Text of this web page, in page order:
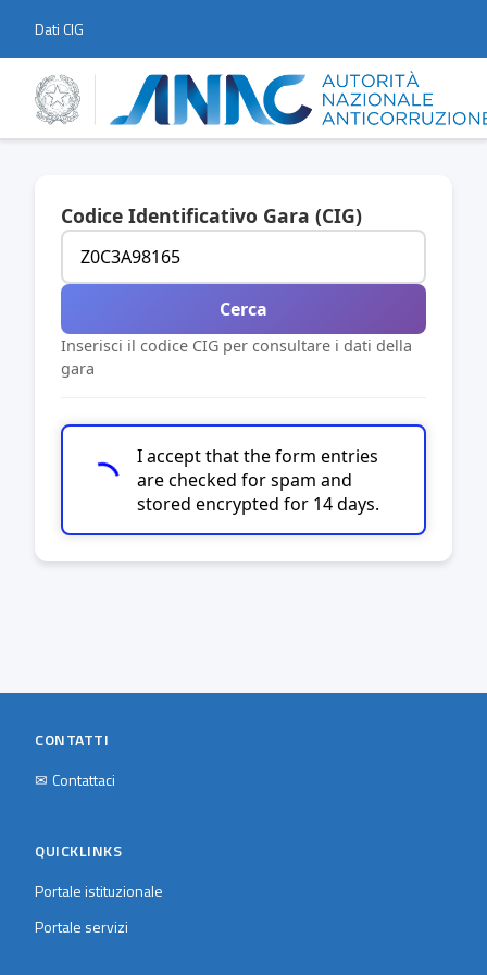
Dati CIG
Codice Identificativo Gara (CIG)
Cerca
Inserisci il codice CIG per consultare i dati della
gara
I accept that the form entries
are checked for spam and
stored encrypted for 14 days.
CONTATTI
✉ Contattaci
QUICKLINKS
Portale istituzionale
Portale servizi